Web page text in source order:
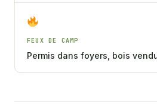
FEUX DE CAMP
Permis dans foyers, bois